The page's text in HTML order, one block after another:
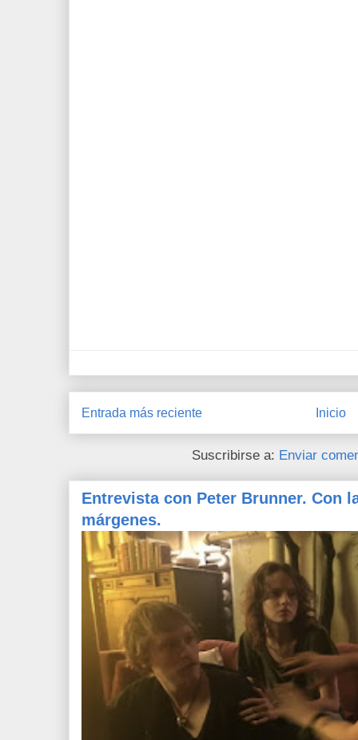
Entrada más reciente Inicio
Suscribirse a: Enviar
Entrevista con Peter Brunner. Con
márgenes.